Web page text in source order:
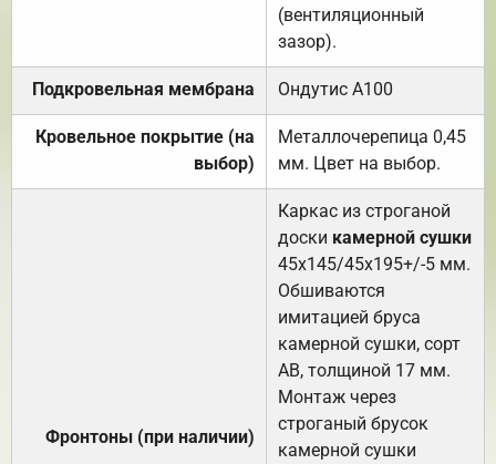
(вентиляционный
зазор).
Подкровельная мембрана Ондутис А100
Кровельное покрытие (на
выбор)
Металлочерепица 0,45
мм. Цвет на выбор.
Фронтоны (при наличии)
Каркас из строганой
доски камерной сушки
45х145/45х195+/-5 мм.
Обшиваются
имитацией бруса
камерной сушки, сорт
АВ, толщиной 17 мм.
Монтаж через
строганый брусок
камерной сушки